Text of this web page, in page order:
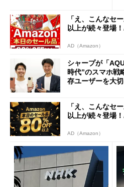
「え、こんなセ
以上が続々登場
AD（Amazon）
シャープが「
時代”のスマホ
存ユーザーを大切
「え、こんなセ
以上が続々登場
AD（Amazon）